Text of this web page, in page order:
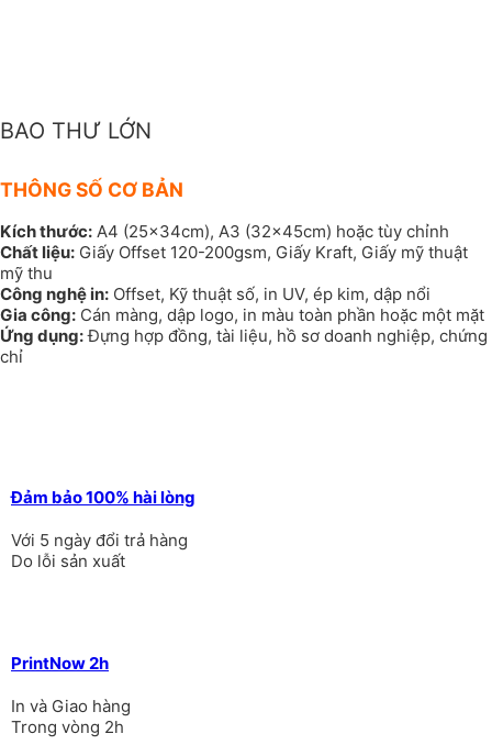
BAO THƯ LỚN
THÔNG SỐ CƠ BẢN
Kích thước: A4 (25x34cm), A3 (32x45cm) hoặc tùy chỉnh
Chất liệu: Giấy Offset 120-200gsm, Giấy Kraft, Giấy mỹ thuật
mỹ thu
Công nghệ in: Offset, Kỹ thuật số, in UV, ép kim, dập nổi
Gia công: Cán màng, dập logo, in màu toàn phần hoặc một mặt
Ứng dụng:Đựng hợp đồng, tài liệu, hồ sơ doanh nghiệp, chứng
chỉ
Đảm bảo 100% hài lòng
Với 5 ngày đổi trả hàng
Do lỗi sản xuất
PrintNow 2h
In và Giao hàng
Trong vòng 2h